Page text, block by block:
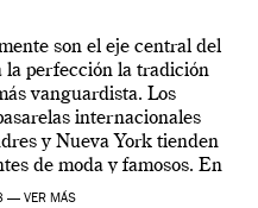
son el eje central del
la perfección la tradición
vanguardista. Los
internacionales
y Nueva York tienden
de moda y famosos. En
se […]
— VER MÁS